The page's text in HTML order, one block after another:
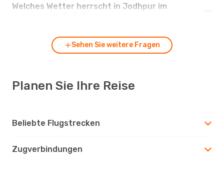
Welches Wetter herrscht in Jodhpur im
Sehen Sie weitere Fragen
Planen Sie Ihre Reise
Beliebte Flugstrecken
Zugverbindungen